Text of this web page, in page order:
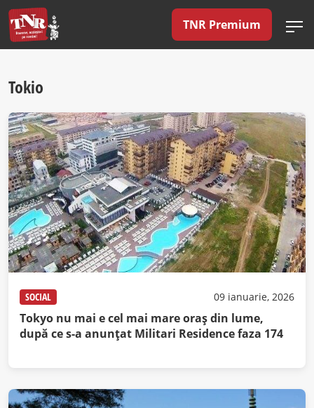
TNR Premium
Tokio
SOCIAL 09 ianuarie, 2026
Tokyo nu mai e cel mai mare oraș din lume,
după ce s-a anunțat Militari Residence faza 174